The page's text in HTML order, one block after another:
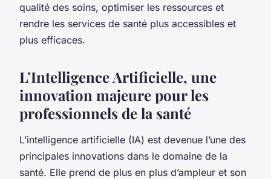
qualité des soins, optimiser les ressources et
rendre les services de santé plus accessibles et
plus efficaces.
L’Intelligence Artificielle, une
innovation majeure pour les
professionnels de la santé
L’intelligence artificielle (IA) est devenue l’une des
principales innovations dans le domaine de la
santé. Elle prend de plus en plus d’ampleur et son